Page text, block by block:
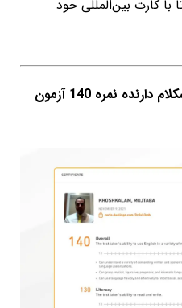
با کارت بین‌المللی خود
کارنامه دولینگو استاد مجتبی خوشکلام دارنده نمره 140 آزمون